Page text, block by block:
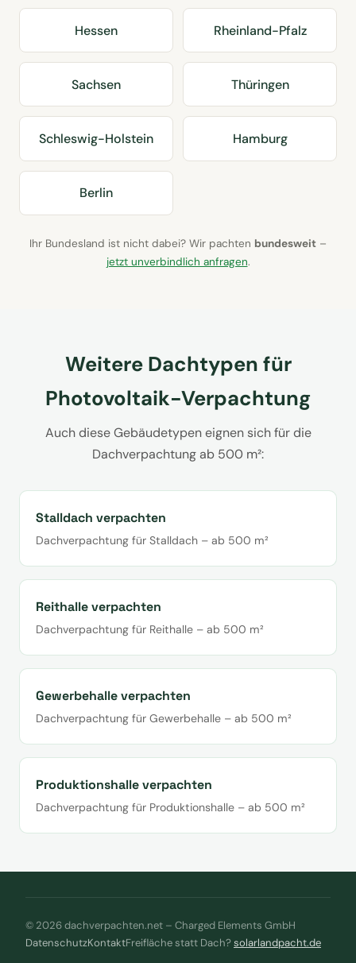
Hessen Rheinland-Pfalz
Sachsen Thüringen
Schleswig-Holstein Hamburg
Berlin
Ihr Bundesland ist nicht dabei? Wir pachten bundesweit –
jetzt unverbindlich anfragen.
Weitere Dachtypen für
Photovoltaik-Verpachtung
Auch diese Gebäudetypen eignen sich für die
Dachverpachtung ab 500 m²:
Stalldach verpachten
Dachverpachtung für Stalldach – ab 500 m²
Reithalle verpachten
Dachverpachtung für Reithalle – ab 500 m²
Gewerbehalle verpachten
Dachverpachtung für Gewerbehalle – ab 500 m²
Produktionshalle verpachten
Dachverpachtung für Produktionshalle – ab 500 m²
© 2026 dachverpachten.net – Charged Elements GmbH
DatenschutzKontaktFreifläche statt Dach?solarlandpacht.de